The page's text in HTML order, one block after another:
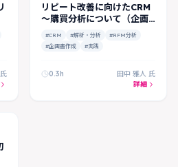
リピート改善に向けたCRM
～購買分析について（企画
書作成のコツ6）
#CRM #解析・分析
#RFM分析
#企画書作成
#実践
0.3h
田中 雅人 氏
詳細